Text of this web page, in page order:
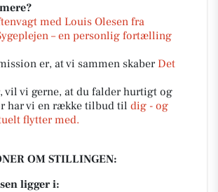
med Louis Olesen fra
– en personlig fortælling
er, at vi sammen skaber Det
vil vi gerne, at du falder hurtigt og
har vi en række tilbud til dig - og
flytter med.
OM STILLINGEN:
ligger i: